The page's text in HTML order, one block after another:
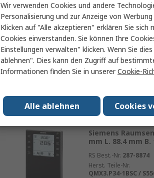
Xsens
RS232/422
mm L. 40 mm B.
Buchse
RS Best.-Nr.
748-193
Herst. Teile-Nr.
Beim
Siemens
mm L. 88.4 mm B.
RS Best.-Nr. 287-8874
Herst. Teile-Nr.
QMX3.P34-1BSC /
Wir verwenden Cookies und andere
Personalisierung und zur Anzeige von
Klicken auf "Alle akzeptieren" erklären Sie
Cookies einverstanden. Sie können Ihre
Einstellungen verwalten" klicken. Wenn Sie
ablehnen". Dies kann den Zugriff auf
Informationen finden Sie in unsererCookie-
Cookies
Alle ablehnen